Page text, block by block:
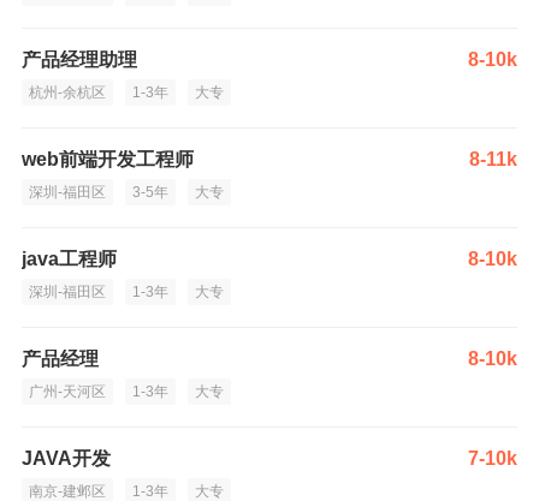
产品经理助理 8-10k
杭州-余杭区 1-3年 大专
web前端开发工程师 8-11k
深圳-福田区 3-5年 大专
java工程师 8-10k
深圳-福田区 1-3年 大专
产品经理 8-10k
广州-天河区 1-3年 大专
JAVA开发 7-10k
南京-建邺区 1-3年 大专